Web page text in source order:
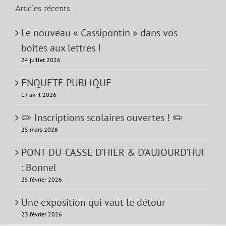
Articles récents
Le nouveau « Cassipontin » dans vos
boîtes aux lettres !
24 juillet 2026
ENQUETE PUBLIQUE
17 avril 2026
✏️ Inscriptions scolaires ouvertes ! ✏️
25 mars 2026
PONT-DU-CASSE D’HIER & D’AUJOURD’HUI
: Bonnel
25 février 2026
Une exposition qui vaut le détour
23 février 2026